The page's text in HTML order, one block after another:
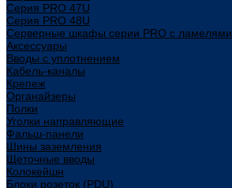
Серия PRO 47U
Серия PRO 48U
Серверные шкафы серии PRO с ламелями
Аксессуары
Вводы с уплотнением
Кабель-каналы
Крепеж
Органайзеры
Полки
Уголки направляющие
Фальш-панели
Шины заземления
Щеточные вводы
Колокейшн
Блоки розеток (PDU)